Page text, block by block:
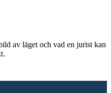
av läget och vad en jurist kan